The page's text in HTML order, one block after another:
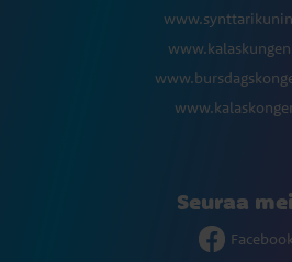
Seuraa
Facebook